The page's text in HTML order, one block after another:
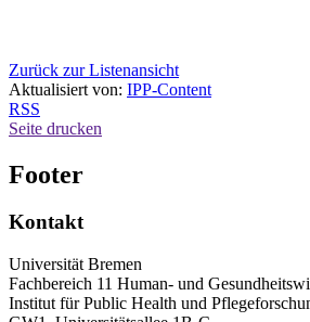
Zurück zur Listenansicht
Aktualisiert von: IPP-Content
RSS
Seite drucken
Footer
Kontakt
Universität Bremen
Fachbereich 11 Human- und
Institut für Public Health und